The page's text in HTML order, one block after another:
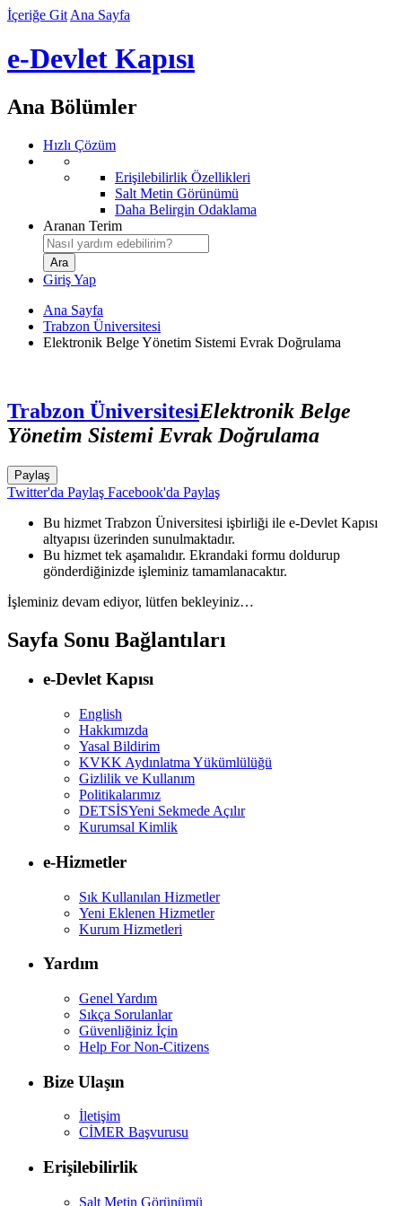
İçeriğe Git Ana Sayfa
e-Devlet Kapısı
Ana Bölümler
Hızlı Çözüm
Erişilebilirlik Özellikleri
Salt Metin Görünümü
Daha Belirgin Odaklama
Aranan Terim
Giriş Yap
Ana Sayfa
Trabzon Üniversitesi
Elektronik Belge Yönetim Sistemi Evrak Doğrulama
Trabzon ÜniversitesiElektronik Belge
Yönetim Sistemi Evrak Doğrulama
Paylaş
Twitter'da Paylaş Facebook'da Paylaş
Bu hizmet Trabzon Üniversitesi işbirliği ile e-Devlet Kapısı
altyapısı üzerinden sunulmaktadır.
Bu hizmet tek aşamalıdır. Ekrandaki formu doldurup
gönderdiğinizde işleminiz tamamlanacaktır.
İşleminiz devam ediyor, lütfen bekleyiniz…
Sayfa Sonu Bağlantıları
e-Devlet Kapısı
English
Hakkımızda
Yasal Bildirim
KVKK Aydınlatma Yükümlülüğü
Gizlilik ve Kullanım
Politikalarımız
DETSİSYeni Sekmede Açılır
Kurumsal Kimlik
e-Hizmetler
Sık Kullanılan Hizmetler
Yeni Eklenen Hizmetler
Kurum Hizmetleri
Yardım
Genel Yardım
Sıkça Sorulanlar
Güvenliğiniz İçin
Help For Non-Citizens
Bize Ulaşın
İletişim
CİMER Başvurusu
Erişilebilirlik
Salt Metin Görünümü